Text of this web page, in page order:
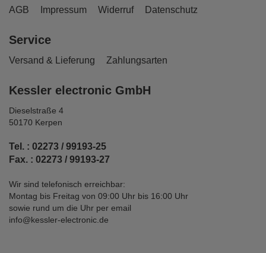
AGB Impressum Widerruf Datenschutz
Service
Versand & Lieferung Zahlungsarten
Kessler electronic GmbH
Dieselstraße 4
50170 Kerpen
Tel. : 02273 / 99193-25
Fax. : 02273 / 99193-27
Wir sind telefonisch erreichbar:
Montag bis Freitag von 09:00 Uhr bis 16:00 Uhr
sowie rund um die Uhr per email
info@kessler-electronic.de